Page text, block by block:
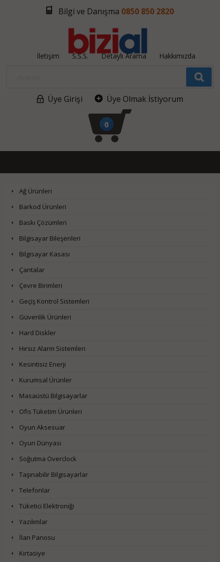
Bilgi ve Danışma 0850 850 2820
İletişim S.S.S. Detaylı Arama Hakkımızda
Üye Girişi Üye Olmak İstiyorum
0
Ağ Ürünleri
Barkod Ürünleri
Baskı Çözümleri
Bilgisayar Bileşenleri
Bilgisayar Kasası
Çantalar
Çevre Birimleri
Geçiş Kontrol Sistemleri
Güvenlik Ürünleri
Hard Diskler
Hırsız Alarm Sistemleri
Kesintisiz Enerji
Kurumsal Ürünler
Masaüstü Bilgisayarlar
Ofis Tüketim Ürünleri
Oyun Aksesuar
Oyun Dünyası
Soğutma Overclock
Taşınabilir Bilgisayarlar
Telefonlar
Tüketici Elektroniği
Yazılımlar
İlan Panosu
Kırtasiye